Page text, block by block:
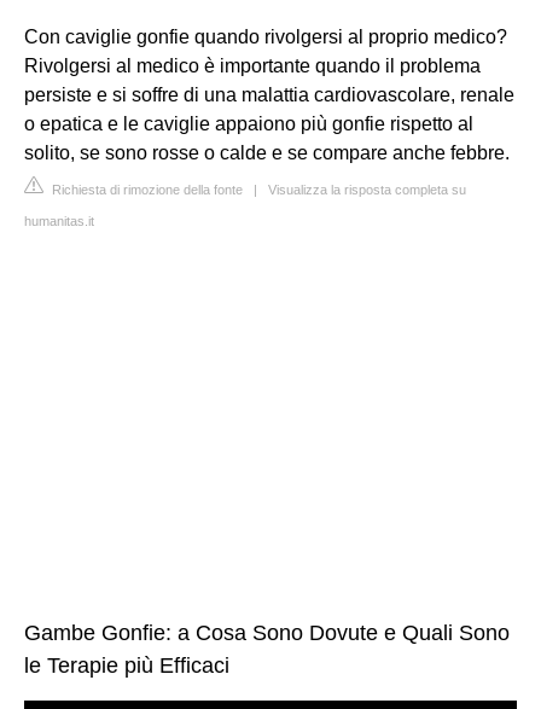
Con caviglie gonfie quando rivolgersi al proprio medico?
Rivolgersi al medico è importante quando il problema
persiste e si soffre di una malattia cardiovascolare, renale
o epatica e le caviglie appaiono più gonfie rispetto al
solito, se sono rosse o calde e se compare anche febbre.
Richiesta di rimozione della fonte | Visualizza la risposta completa su
humanitas.it
Gambe Gonfie: a Cosa Sono Dovute e Quali Sono
le Terapie più Efficaci